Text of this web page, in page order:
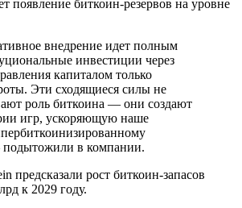
появление биткоин-резервов на уровне
внедрение идет полным
инвестиции через
капиталом только
Эти сходящиеся силы не
роль биткоина — они создают
игр, ускоряющую наше
в компании.
предсказали рост биткоин-запасов
к 2029 году.